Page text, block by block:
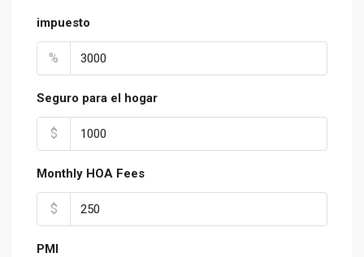
impuesto
%
Seguro para el hogar
$
Monthly HOA Fees
$
PMI